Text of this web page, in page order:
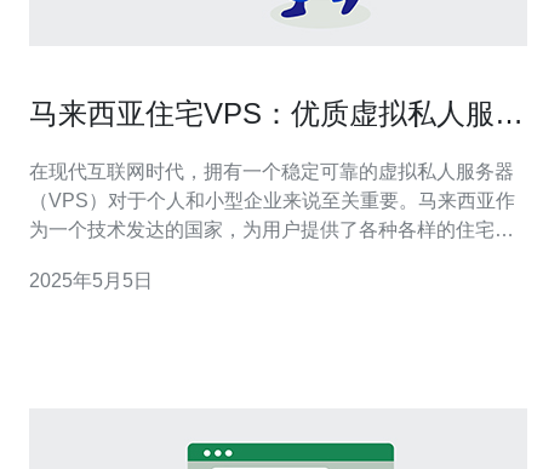
马来西亚住宅VPS：优质虚拟私人服务
在现代互联网时代，拥有一个稳定可靠的虚拟私人服务器
（VPS）对于个人和小型企业来说至关重要。马来西亚作
为一个技术发达的国家，为用户提供了各种各样的住宅
择一个性能强大的服务器是使用VPS的首要条件。马来西
2025年5月5日